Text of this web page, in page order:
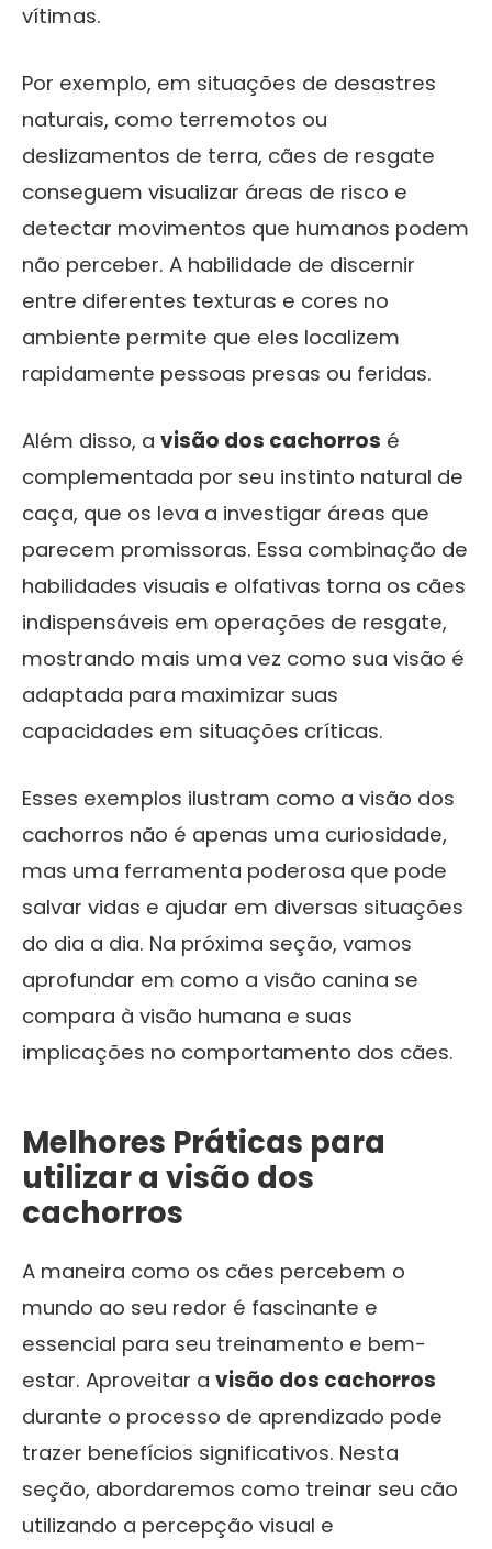
vítimas.
Por exemplo, em situações de desastres
naturais, como terremotos ou
deslizamentos de terra, cães de resgate
conseguem visualizar áreas de risco e
detectar movimentos que humanos podem
não perceber. A habilidade de discernir
entre diferentes texturas e cores no
ambiente permite que eles localizem
rapidamente pessoas presas ou feridas.
Além disso, a visão dos cachorros é
complementada por seu instinto natural de
caça, que os leva a investigar áreas que
parecem promissoras. Essa combinação de
habilidades visuais e olfativas torna os cães
indispensáveis em operações de resgate,
mostrando mais uma vez como sua visão é
adaptada para maximizar suas
capacidades em situações críticas.
Esses exemplos ilustram como a visão dos
cachorros não é apenas uma curiosidade,
mas uma ferramenta poderosa que pode
salvar vidas e ajudar em diversas situações
do dia a dia. Na próxima seção, vamos
aprofundar em como a visão canina se
compara à visão humana e suas
implicações no comportamento dos cães.
Melhores Práticas para
utilizar a visão dos
cachorros
A maneira como os cães percebem o
mundo ao seu redor é fascinante e
essencial para seu treinamento e bem-
estar. Aproveitar a visão dos cachorros
durante o processo de aprendizado pode
trazer benefícios significativos. Nesta
seção, abordaremos como treinar seu cão
utilizando a percepção visual e